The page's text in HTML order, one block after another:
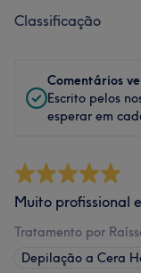
Classificação
Comentários
Escrito pelos
esperar em
Muito profissional
Tratamento por
Depilação a Cera